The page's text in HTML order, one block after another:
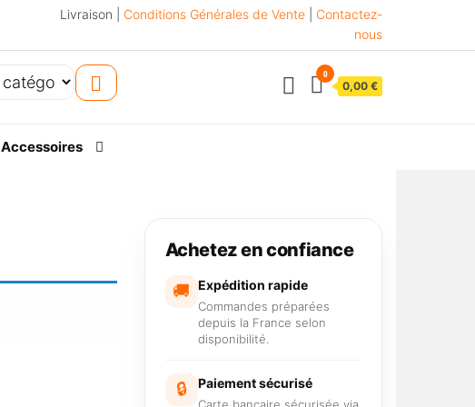
Livraison | Conditions Générales de Vente
Contactez-
nous
0
0,00 €
Accessoires
Achetez en confiance
🚚 Expédition rapide
Commandes préparées
depuis la France selon
disponibilité.
🔒 Paiement sécurisé